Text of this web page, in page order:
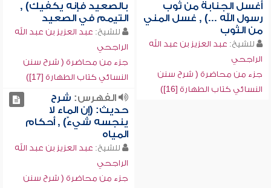
أغسل الجنابة من ثوب
رسول الله ...) , غسل المني
من الثوب
للشيخ: عبد العزيز بن عبد الله
الراجحي
جزء من محاضرة ( شرح سنن
النسائي كتاب الطهارة [16])
بالصعيد فإنه يكفيك) ,
التيمم في الصعيد
للشيخ: عبد العزيز بن عبد الله
الراجحي
جزء من محاضرة ( شرح سنن
النسائي كتاب الطهارة [17])
الفهرس: شرح
حديث: (إن الماء لا
ينجسه شيءٌ) , أحكام
المياه
للشيخ: عبد العزيز بن عبد الله
الراجحي
جزء من محاضرة ( شرح سنن